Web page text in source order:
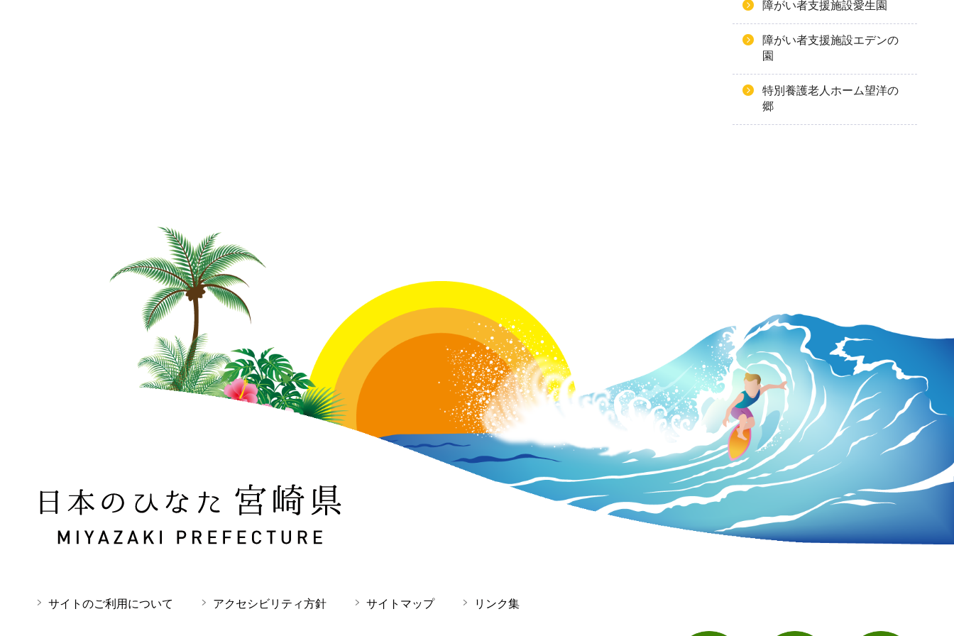
障がい者支援施設愛生園
障がい者支援施設エデンの
園
特別養護老人ホーム望洋の
郷
日本のひなた 宮崎県 MIYAZAKI PREFECTURE
サイトのご利用について アクセシビリティ方針 サイトマップ リンク集